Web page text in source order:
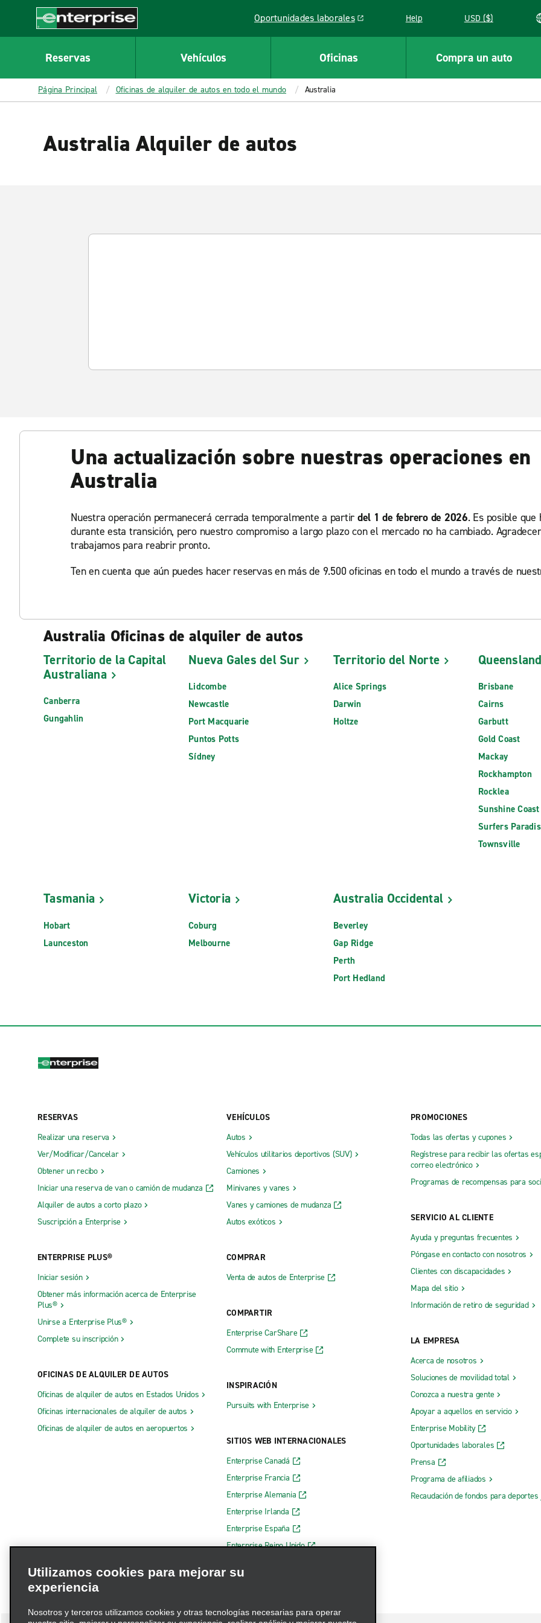
CONTENT
Enterprise
Oportunidades laborales
Link opens in a new window Help USD ($)
Reservas Vehículos Oficinas Compra un auto
Página Principal Oficinas de alquiler de autos en todo el mundo Australia
Australia Alquiler de autos
Una actualización sobre nuestras operaciones en
Australia
Nuestra operación permanecerá cerrada temporalmente a partir del 1 de febrero de 2026. Es posible
durante esta transición, pero nuestro compromiso a largo plazo con el mercado no ha cambiado.
trabajamos para reabrir pronto.
Ten en cuenta que aún puedes hacer reservas en más de 9.500 oficinas en todo el mundo a través de
Australia Oficinas de alquiler de autos
Territorio de la Capital
Australiana
Canberra
Gungahlin
Nueva Gales del Sur
Lidcombe
Newcastle
Port Macquarie
Puntos Potts
Sídney
Territorio del Norte
Alice Springs
Darwin
Holtze
Brisbane
Cairns
Garbutt
Gold Coast
Mackay
Rockhampton
Rocklea
Sunshine Coast
Surfers
Townsville
Tasmania
Hobart
Launceston
Victoria
Coburg
Melbourne
Australia Occidental
Beverley
Gap Ridge
Perth
Port Hedland
RESERVAS
Realizar una reserva
Ver/Modificar/Cancelar
Obtener un recibo
Iniciar una reserva de van o camión de mudanza
Alquiler de autos a corto plazo
Suscripción a Enterprise
ENTERPRISE PLUS®
Iniciar sesión
Obtener más información acerca de Enterprise
Plus®
Unirse a Enterprise Plus®
Complete su inscripción
OFICINAS DE ALQUILER DE AUTOS
Oficinas de alquiler de autos en Estados Unidos
Oficinas internacionales de alquiler de autos
Oficinas de alquiler de autos en aeropuertos
VEHÍCULOS
Autos
Vehículos utilitarios deportivos (SUV)
Camiones
Minivanes y vanes
Vanes y camiones de mudanza
Autos exóticos
COMPRAR
Venta de autos de Enterprise
COMPARTIR
Enterprise CarShare
Commute with Enterprise
INSPIRACIÓN
Pursuits with Enterprise
SITIOS WEB INTERNACIONALES
Enterprise Canadá
Enterprise Francia
Enterprise Alemania
Enterprise Irlanda
Enterprise España
Enterprise Reino Unido
PROMOCIONES
Todas las ofertas y cupones
Regístrese para recibir las ofertas
correo electrónico
Programas de recompensas para
SERVICIO AL CLIENTE
Ayuda y preguntas frecuentes
Póngase en contacto con nosotros
Clientes con discapacidades
Mapa del sitio
Información de retiro de seguridad
LA EMPRESA
Acerca de nosotros
Soluciones de movilidad total
Conozca a nuestra gente
Apoyar a aquellos en servicio
Enterprise Mobility
Oportunidades laborales
Prensa
Programa de afiliados
Recaudación de fondos para
Utilizamos cookies para mejorar su
experiencia
Nosotros y terceros utilizamos cookies y otras tecnologías necesarias para operar